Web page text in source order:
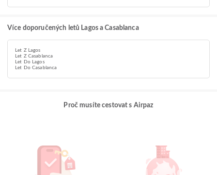
Více doporučených letů Lagos a Casablanca
Let Z Lagos
Let Z Casablanca
Let Do Lagos
Let Do Casablanca
Proč musíte cestovat s Airpaz